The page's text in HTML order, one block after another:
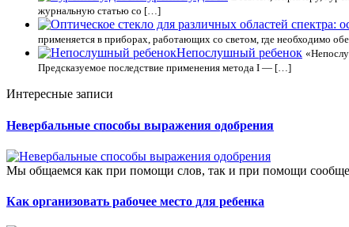
журнальную статью со […]
применяется в приборах, работающих со светом, где необходимо
Непослушный ребенок
Предсказуемое последствие применения метода I — […]
Интересные записи
Невербальные способы выражения одобрения
Мы общаемся как при помощи слов, так и при помощи
Как организовать рабочее место для ребенка